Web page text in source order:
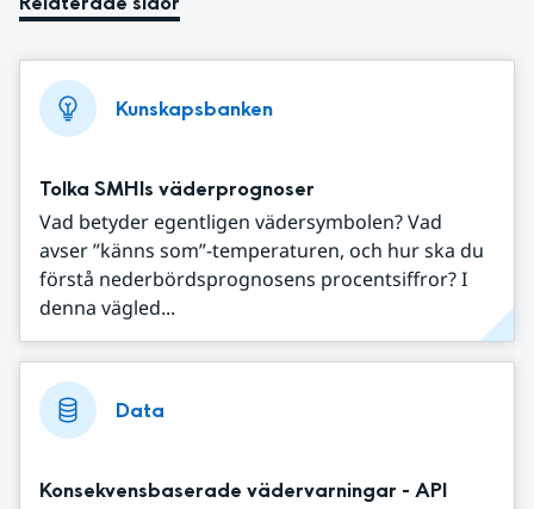
Kunskapsbanken
Tolka SMHIs väderprognoser
Vad betyder egentligen vädersymbolen? Vad
avser ”känns som”-temperaturen, och hur ska du
förstå nederbördsprognosens procentsiffror? I
denna vägled...
Data
Konsekvensbaserade vädervarningar - API